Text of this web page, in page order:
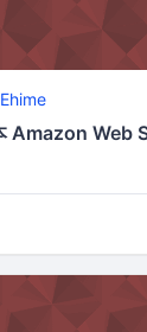
Ehime
Amazon Web